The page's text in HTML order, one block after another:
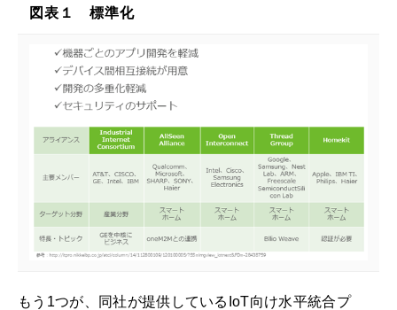
図表１ 標準化
もう1つが、同社が提供しているIoT向け水平統合プ